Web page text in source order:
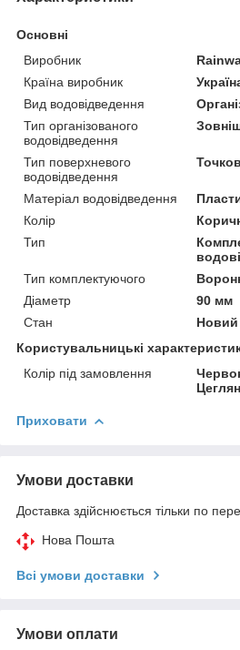
Основні
Виробник
Країна виробник
Вид водовідведення
Тип організованого
водовідведення
Тип поверхневого
водовідведення
Матеріал водовідведення
Колір
Тип
Тип комплектуючого
Діаметр
90 мм
Стан
Новий
Користувальницькі
Колір під замовлення
Приховати
Умови доставки
Доставка здійснюється тільки по
Нова Пошта
Всі умови доставки
Умови оплати